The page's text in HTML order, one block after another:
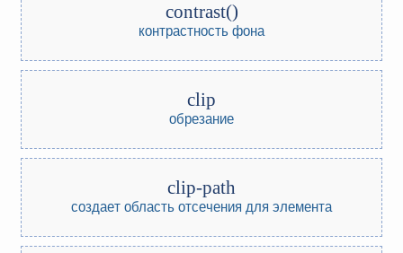
contrast()
контрастность фона
clip
обрезание
clip-path
создает область отсечения для элемента